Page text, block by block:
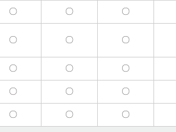
〇 〇 〇
〇 〇 〇
〇 〇 〇
〇 〇 〇
〇 〇 〇